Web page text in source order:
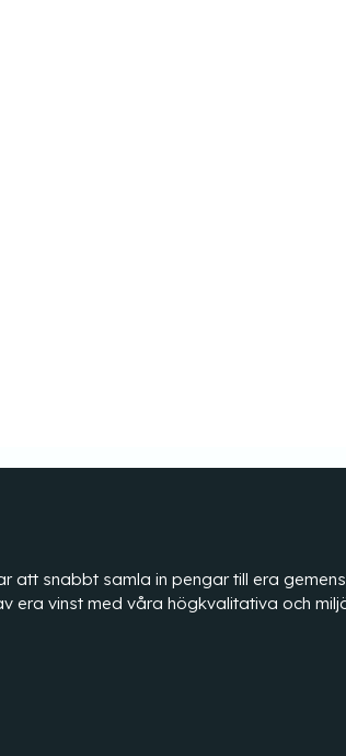
att snabbt samla in pengar till era
era vinst med våra högkvalitativa och